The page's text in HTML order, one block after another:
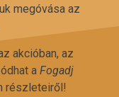
megóvása az
akcióban, az
a Fogadj
részleteiről!